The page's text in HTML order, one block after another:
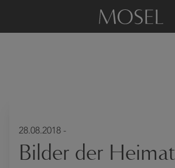
28.08.2018 -
Bilder der Heimat